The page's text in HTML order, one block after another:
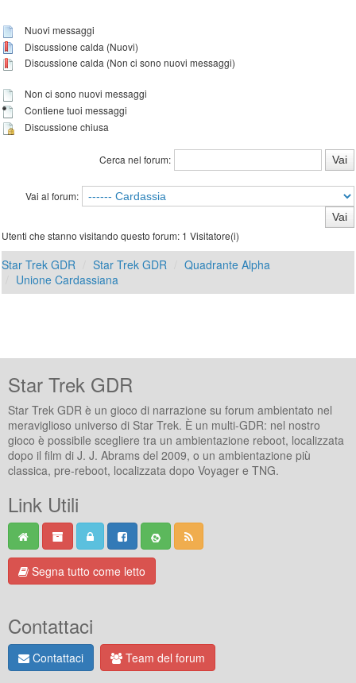
Nuovi messaggi
Discussione calda (Nuovi)
Discussione calda (Non ci sono nuovi messaggi)
Non ci sono nuovi messaggi
Contiene tuoi messaggi
Discussione chiusa
Cerca nel forum:
Vai al forum:
Utenti che stanno visitando questo forum: 1 Visitatore(i)
Star Trek GDR Star Trek GDR
Quadrante Alpha
Unione Cardassiana
Star Trek GDR
Star Trek GDR è un gioco di narrazione su forum ambientato nel
meraviglioso universo di Star Trek. È un multi-GDR: nel nostro
gioco è possibile scegliere tra un ambientazione reboot, localizzata
dopo il film di J. J. Abrams del 2009, o un ambientazione più
classica, pre-reboot, localizzata dopo Voyager e TNG.
Link Utili
Segna tutto come letto
Contattaci
Contattaci Team del forum